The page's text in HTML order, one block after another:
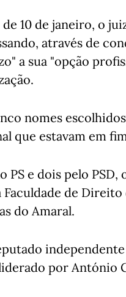
10 de janeiro, o
através de
a sua "opção
nomes
que estavam em
e dois pelo PSD,
de
do Amaral.
independente
por António